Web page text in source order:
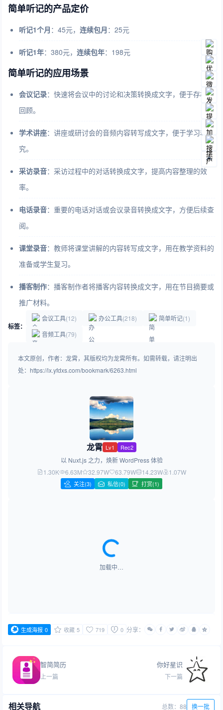
简单听记的产品定价
听记1个月 ：45元，连续包月 ：25元
听记1年：380元，连续包年：198元
简单听记的应用场景
会议记录：快速将会议中的讨论和决策转换成文字，便于存档和
回顾。
学术讲座：讲座或研讨会的音频内容转写成文字，便于学习和研
究。
采访录音：采访过程中的对话转换成文字，提高内容整理的效
率。
电话录音：重要的电话对话或会议录音转换成文字，方便后续查
阅。
课堂录音：教师将课堂讲解的内容转写成文字，用在教学资料的
准备或学生复习。
播客制作：播客制作者将播客内容转换成文字，用在节目摘要或
推广材料。
标签：
会议工具(12) 办公工具(218) 简单听记(1)
音频工具(79)
本文原创，作者：龙霄，其版权均为龙霄所有。如需转载，请注明出
处：https://lx.yfdxs.com/bookmark/6263.html
龙霄 Lv1 Rec2
以 Nuxt.js 之力，焕新 WordPress 体验
1.30K
6.63M 32.97W 63.79W 14.23W 1.07W
关注(3) 私信(0) 打赏(1)
加载中…
生成海报 0 收藏 5 719 0 分享：
智简简历
上一篇
你好星识
下一篇
相关导航 总数：88 换一批